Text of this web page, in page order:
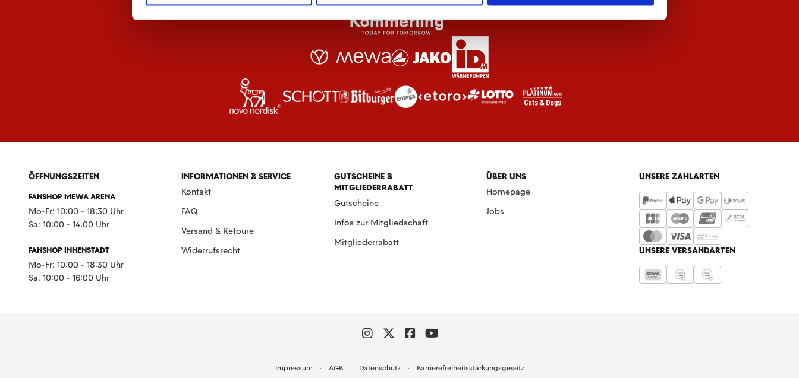
ÖFFNUNGSZEITEN
FANSHOP MEWA ARENA
Mo-Fr: 10:00 - 18:30 Uhr
Sa: 10:00 - 14:00 Uhr
FANSHOP INNENSTADT
Mo-Fr: 10:00 - 18:30 Uhr
Sa: 10:00 - 16:00 Uhr
INFORMATIONEN & SERVICE
Kontakt
FAQ
Versand & Retoure
Widerrufsrecht
GUTSCHEINE &
MITGLIEDERRABATT
Gutscheine
Infos zur Mitgliedschaft
Mitgliederrabatt
ÜBER UNS
Homepage
Jobs
UNSERE ZAHLARTEN
UNSERE VERSANDARTEN
Impressum AGB Datenschutz Barrierefreiheitsstärkungsgesetz